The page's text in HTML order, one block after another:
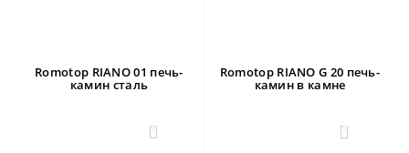
Romotop RIANO 01 печь-
камин сталь
3
Romotop RIANO G 20 печь-
камин в камне
3